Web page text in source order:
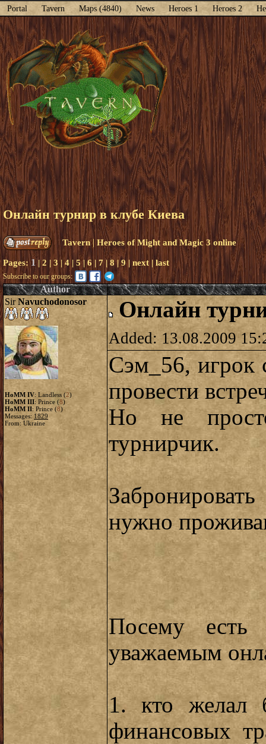
Portal Tavern Maps (4840) News Heroes 1 Heroes 2
Онлайн турнир в клубе Киева
Tavern| Heroes of Might and Magic 3 online
Pages:1|2 | 3 | 4 | 5|6 | 7| 8|9| next | last
Subscribe to our groups:
Author
SirNavuchodonosor
HoMM IV: Landless (2)
HoMM III: Prince (8)
HoMM II: Prince (8)
Messages: 1829
From: Ukraine
Онлайн
Added: 13.08.2009
Сэм_56, игрок
провести
Но не
турнирчик.
нужно
Посему есть
уважаемым
1. кто желал
финансовых